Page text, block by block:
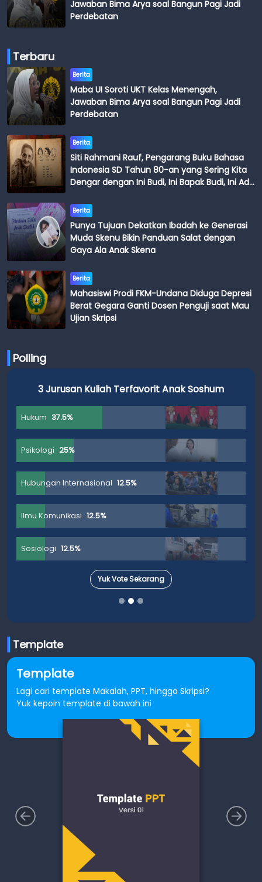
Jawaban Bima Arya soal Bangun Pagi Jadi
Perdebatan
Terbaru
Berita
Maba UI Soroti UKT Kelas Menengah,
Jawaban Bima Arya soal Bangun Pagi Jadi
Perdebatan
Berita
Siti Rahmani Rauf, Pengarang Buku Bahasa
Indonesia SD Tahun 80-an yang Sering Kita
Dengar dengan Ini Budi, Ini Bapak Budi, Ini Adik
Berita
Punya Tujuan Dekatkan Ibadah ke Generasi
Muda Skenu Bikin Panduan Salat dengan
Gaya Ala Anak Skena
Berita
Mahasiswi Prodi FKM-Undana Diduga Depresi
Berat Gegara Ganti Dosen Penguji saat Mau
Ujian Skripsi
Polling
3 Jurusan Kuliah Terfavorit Anak Soshum
Hukum 37.5%
Psikologi 25%
Hubungan Internasional 12.5%
Ilmu Komunikasi 12.5%
Sosiologi 12.5%
Yuk Vote Sekarang
Template
Template
Lagi cari template Makalah, PPT, hingga Skripsi?
Yuk kepoin template di bawah ini